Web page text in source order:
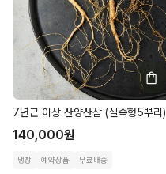
7년근 이상 산양산삼 (실속형5뿌리)
140,000원
냉장 예약상품 무료배송